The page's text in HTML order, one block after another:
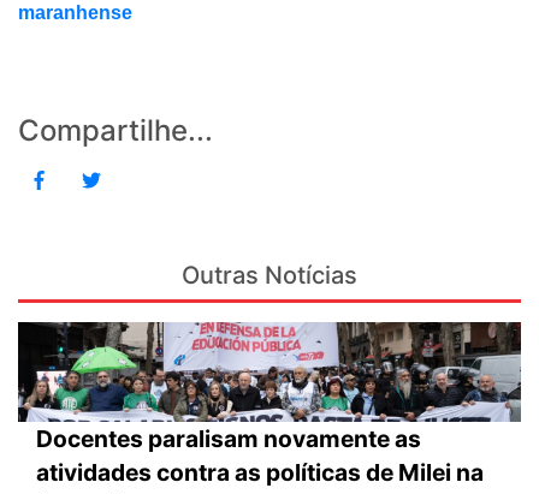
maranhense
Compartilhe...
Outras Notícias
Docentes paralisam novamente as
atividades contra as políticas de Milei na